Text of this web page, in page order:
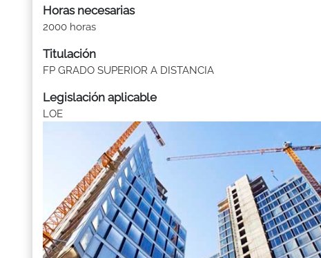
Horas necesarias
2000 horas
Titulación
FP GRADO SUPERIOR A DISTANCIA
Legislación aplicable
LOE